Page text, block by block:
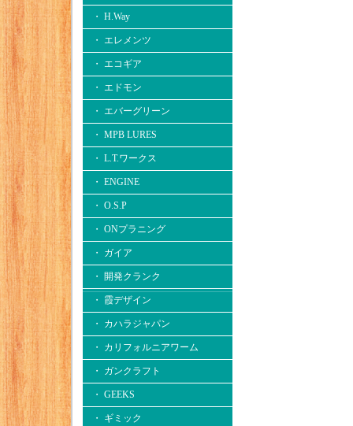
・ H.Way
・ エレメンツ
・ エコギア
・ エドモン
・ エバーグリーン
・ MPB LURES
・ L.T.ワークス
・ ENGINE
・ O.S.P
・ ONプラニング
・ ガイア
・ 開発クランク
・ 霞デザイン
・ カハラジャパン
・ カリフォルニアワーム
・ ガンクラフト
・ GEEKS
・ ギミック